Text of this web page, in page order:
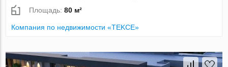
Площадь:80 м²
Компания по недвижимости «TEKCE»